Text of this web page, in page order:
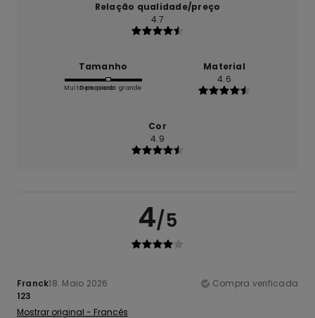
Relação qualidade/preço
4.7
Tamanho
Muito pequeno
Demasiado grande
Material
4.6
Cor
4.9
4/5
Franck18. Maio 2026
Compra verificada
123
Mostrar original - Francês